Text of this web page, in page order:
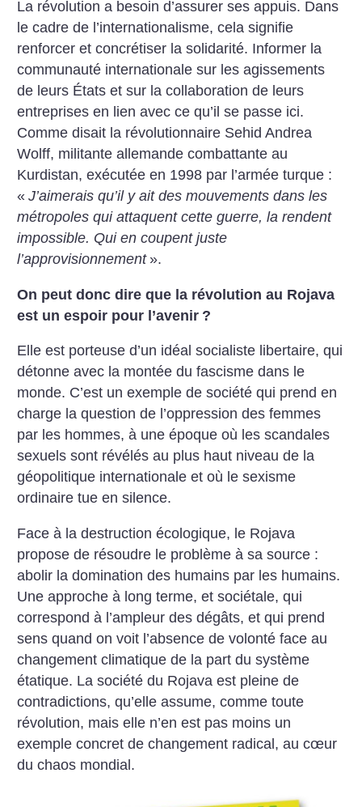
La révolution a besoin d’assurer ses appuis. Dans
le cadre de l’internationalisme, cela signifie
renforcer et concrétiser la solidarité. Informer la
communauté internationale sur les agissements
de leurs États et sur la collaboration de leurs
entreprises en lien avec ce qu’il se passe ici.
Comme disait la révolutionnaire Sehid Andrea
Wolff, militante allemande combattante au
Kurdistan, exécutée en 1998 par l’armée turque :
« J’aimerais qu’il y ait des mouvements dans les
métropoles qui attaquent cette guerre, la rendent
impossible. Qui en coupent juste
l’approvisionnement ».
On peut donc dire que la révolution au Rojava
est un espoir pour l’avenir ?
Elle est porteuse d’un idéal socialiste libertaire, qui
détonne avec la montée du fascisme dans le
monde. C’est un exemple de société qui prend en
charge la question de l’oppression des femmes
par les hommes, à une époque où les scandales
sexuels sont révélés au plus haut niveau de la
géopolitique internationale et où le sexisme
ordinaire tue en silence.
Face à la destruction écologique, le Rojava
propose de résoudre le problème à sa source :
abolir la domination des humains par les humains.
Une approche à long terme, et sociétale, qui
correspond à l’ampleur des dégâts, et qui prend
sens quand on voit l’absence de volonté face au
changement climatique de la part du système
étatique. La société du Rojava est pleine de
contradictions, qu’elle assume, comme toute
révolution, mais elle n’en est pas moins un
exemple concret de changement radical, au cœur
du chaos mondial.